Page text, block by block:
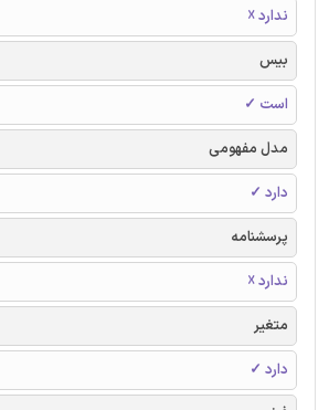
ندارد ☓
بیس
است ✓
مدل مفهومی
دارد ✓
پرسشنامه
ندارد ☓
متغیر
دارد ✓